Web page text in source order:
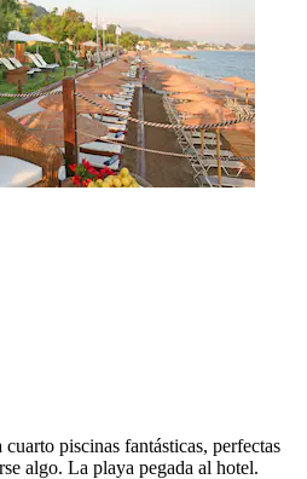
piscinas fantásticas, perfectas
algo. La playa pegada al hotel.